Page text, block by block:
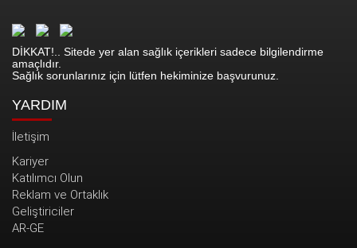
DİKKAT!.. Sitede yer alan sağlık içerikleri sadece bilgilendirme
amaçlıdır.
Sağlık sorunlarınız için lütfen hekiminize başvurunuz.
YARDIM
İletişim
Kariyer
Katılımcı Olun
Reklam ve Ortaklık
Geliştiriciler
AR-GE